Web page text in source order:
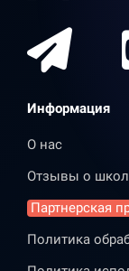
Информация
О нас
Отзывы о
Партнерская
Политика